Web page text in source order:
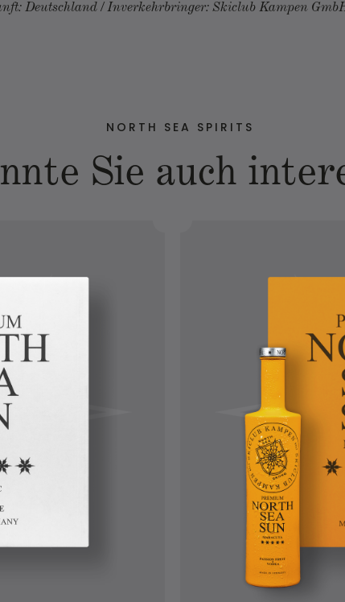
Deutschland Inverkehrbringer: Skiclub Kampen
NORTH SEA SPIRITS
Sie auch